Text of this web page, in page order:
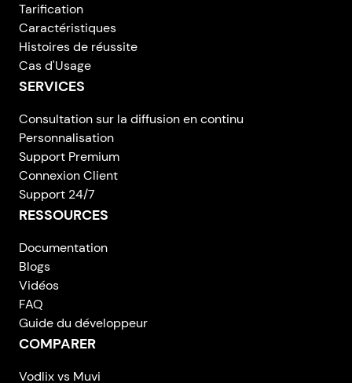
Tarification
Caractéristiques
Histoires de réussite
Cas d'Usage
SERVICES
Consultation sur la diffusion en continu
Personnalisation
Support Premium
Connexion Client
Support 24/7
RESSOURCES
Documentation
Blogs
Vidéos
FAQ
Guide du développeur
COMPARER
Vodlix vs Muvi